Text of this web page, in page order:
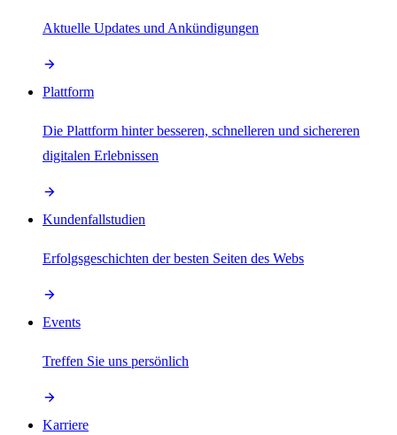
Aktuelle Updates und Ankündigungen
Plattform
Die Plattform hinter besseren, schnelleren und sichereren
digitalen Erlebnissen
Kundenfallstudien
Erfolgsgeschichten der besten Seiten des Webs
Events
Treffen Sie uns persönlich
Karriere